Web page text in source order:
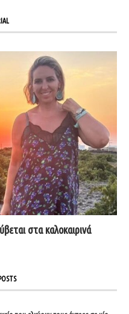
στα καλοκαιρινά